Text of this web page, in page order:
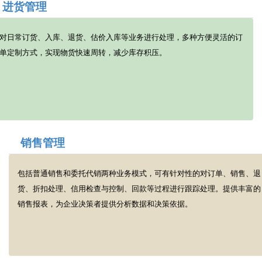
进货管理
对日常订货、入库、退货、估价入库等业务进行处理，多种方便灵活的订
单定制方式，实现物货快速周转，减少库存积压。
销售管理
包括普通销售和委托代销两种业务模式，可有针对性的对订单、销售、退
货、折扣处理、信用检查与控制、回款等过程进行跟踪处理。提供丰富的
销售报表，为企业决策者提供分析数据和决策依据。